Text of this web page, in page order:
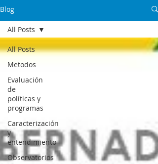
Blog
All Posts
Metodos
Evaluación
de
políticas y
programas
Caracterización
y
entendimiento
Observatorios
All Posts